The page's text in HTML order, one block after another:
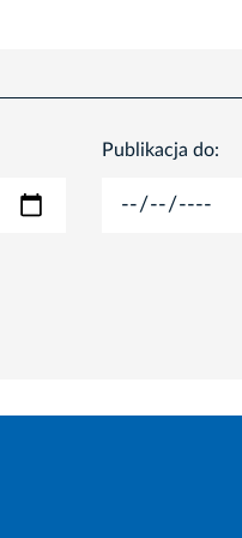
Publikacja do: